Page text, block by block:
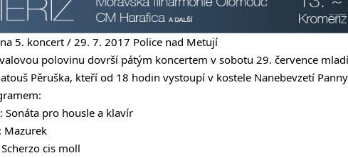
5. koncert / 29. 7. 2017 Police nad Metují
polovinu dovrší pátým koncertem v sobotu 29. července
Pěruška, kteří od 18 hodin vystoupí v kostele Nanebevzetí
Sonáta pro housle a klavír
Mazurek
cis moll